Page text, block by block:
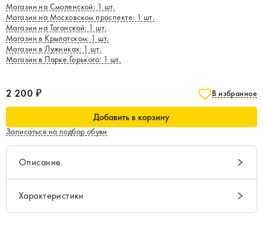
Магазин на Смоленской: 1 шт.
Магазин на Московском проспекте: 1 шт.
Магазин на Таганской: 1 шт.
Магазин в Крылатском: 1 шт.
Магазин в Лужниках: 1 шт.
Магазин в Парке Горького: 1 шт.
2 200 ₽ В избранное
Добавить в корзину
Записаться на подбор обуви
Описание
Характеристики